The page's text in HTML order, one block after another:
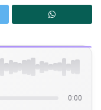
0:00